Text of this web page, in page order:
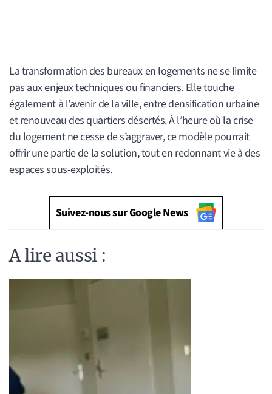
La transformation des bureaux en logements ne se limite
pas aux enjeux techniques ou financiers. Elle touche
également à l’avenir de la ville, entre densification urbaine
et renouveau des quartiers désertés. À l’heure où la crise
du logement ne cesse de s’aggraver, ce modèle pourrait
offrir une partie de la solution, tout en redonnant vie à des
espaces sous-exploités.
Suivez-nous sur Google News
A lire aussi :